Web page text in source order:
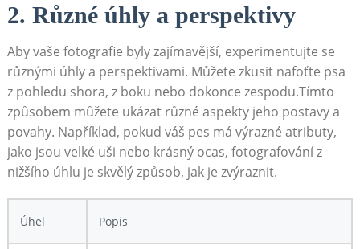
2. Různé úhly a perspektivy
Aby⁢ vaše fotografie byly ‍zajímavější, experimentujte se
různými úhly a perspektivami. Můžete​ zkusit nafoťte psa
z⁢ pohledu shora, z boku ⁢nebo dokonce⁤ zespodu.Tímto
způsobem můžete ukázat ⁣různé aspekty jeho postavy a
povahy. Například, pokud váš pes má výrazné atributy,
jako jsou velké uši nebo krásný ⁢ocas, fotografování z
nižšího úhlu⁣ je ​skvělý způsob, jak je zvýraznit.
Úhel Popis